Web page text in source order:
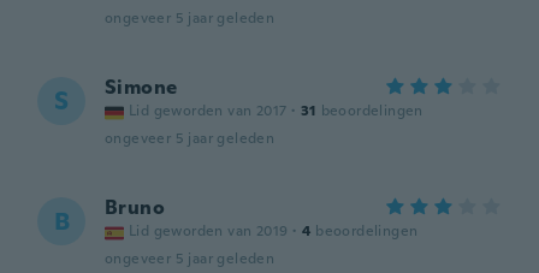
ongeveer 5 jaar geleden
S Simone
Lid geworden van 2017 · 31 beoordelingen
ongeveer 5 jaar geleden
B Bruno
Lid geworden van 2019 · 4 beoordelingen
ongeveer 5 jaar geleden